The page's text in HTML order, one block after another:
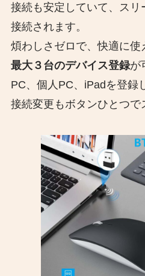
接続も安定していて、ス
接続されます。
煩わしさゼロで、快適に使
最大３台のデバイス登録が
PC、個人PC、iPadを登録
接続変更もボタンひとつで